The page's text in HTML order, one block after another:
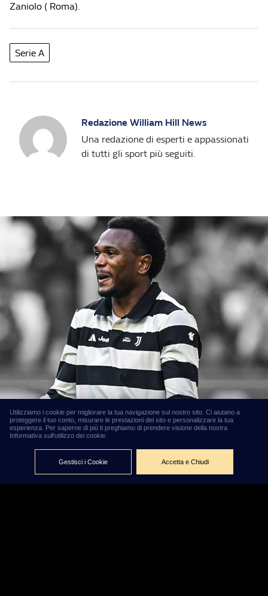
Zaniolo ( Roma).
Serie A
Redazione William Hill News
Una redazione di esperti e appassionati
di tutti gli sport più seguiti.
Openda è
solo l'ultimo
gli acquisti
più costosi
Utilizziamo i cookie per migliorare la tua navigazione sul nostro sito. Ci aiutano a
proteggere il tuo conto, misurare le prestazioni del sito e personalizzare la tua
esperienza. Per saperne di più ti preghiamo di prendere visione della nostra
Informativa sull'utilizzo dei cookie.
Gestisci i Cookie Accetta e Chiudi